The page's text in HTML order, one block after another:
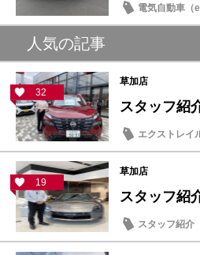
電気自動車（
試乗車・展示
人気の記事
32
草加店
スタッフ紹
エクストレイ
19
草加店
スタッフ紹
スタッフ紹介